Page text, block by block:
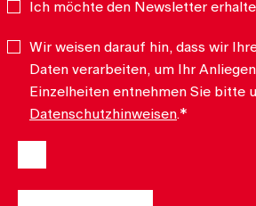
Newsletter
Ich möchte den Newsletter
Datenschutz*
Wir weisen darauf hin, dass wir
Daten verarbeiten, um Ihr
Einzelheiten entnehmen Sie bitte
Datenschutzhinweisen.*